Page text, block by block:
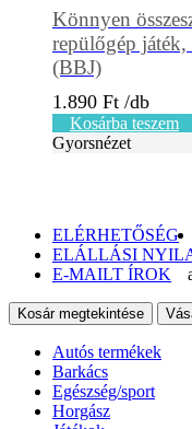
Könnyen
repülőgép
(BBJ)
1.890 Ft
Kosárba teszem
Gyorsnézet
ELÉRHETŐSÉG
ELÁLLÁSI
E-MAILT ÍROK
Kosár megtekintése
Autós termékek
Barkács
Egészség/sport
Horgász